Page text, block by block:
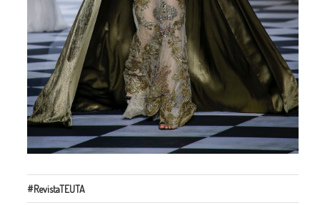
#RevistaTEUTA